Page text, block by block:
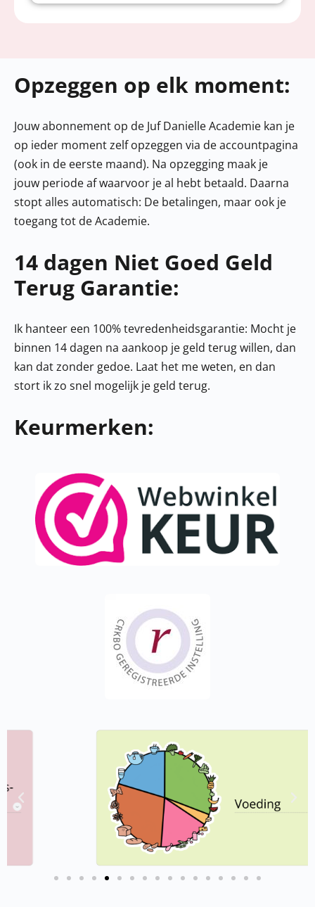
Opzeggen op elk moment:
Jouw abonnement op de Juf Danielle Academie kan je
op ieder moment zelf opzeggen via de accountpagina
(ook in de eerste maand). Na opzegging maak je
jouw periode af waarvoor je al hebt betaald. Daarna
stopt alles automatisch: De betalingen, maar ook je
toegang tot de Academie.
14 dagen Niet Goed Geld
Terug Garantie:
Ik hanteer een 100% tevredenheidsgarantie: Mocht je
binnen 14 dagen na aankoop je geld terug willen, dan
kan dat zonder gedoe. Laat het me weten, en dan
stort ik zo snel mogelijk je geld terug.
Keurmerken: